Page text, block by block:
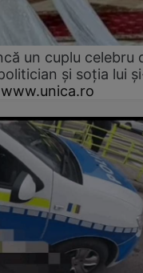
un cuplu celebru
și soția lui
www.unica.ro